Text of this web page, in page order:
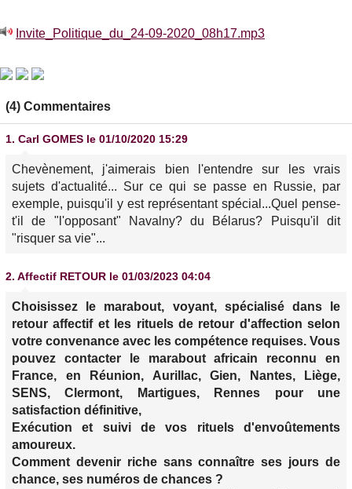
Invite_Politique_du_24-09-2020_08h17.mp3
(4) Commentaires
1. Carl GOMES le 01/10/2020 15:29
Chevènement, j'aimerais bien l'entendre sur les vrais
sujets d'actualité... Sur ce qui se passe en Russie, par
exemple, puisqu'il y est représentant spécial...Quel pense-
t'il de "l'opposant" Navalny? du Bélarus? Puisqu'il dit
"risquer sa vie"...
2. Affectif RETOUR le 01/03/2023 04:04
Choisissez le marabout, voyant, spécialisé dans le
retour affectif et les rituels de retour d'affection selon
votre convenance avec les compétence requises. Vous
pouvez contacter le marabout africain reconnu en
France, en Réunion, Aurillac, Gien, Nantes, Liège,
SENS, Clermont, Martigues, Rennes pour une
satisfaction définitive,
Exécution et suivi de vos rituels d'envoûtements
amoureux.
Comment devenir riche sans connaître ses jours de
chance, ses numéros de chances ?